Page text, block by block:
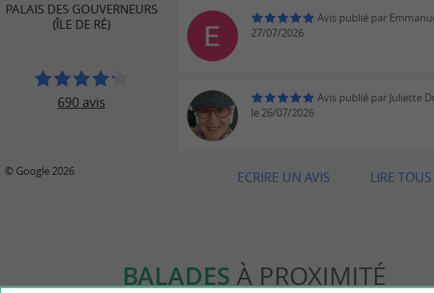
PALAIS DES GOUVERNEURS
(ÎLE DE RÉ)
690 avis
Avis publié par
27/07/2026
Avis publié par Juliette
le 26/07/2026
LIRE
ECRIRE UN AVIS
© Google 2026
BALADES À PROXIMITÉ